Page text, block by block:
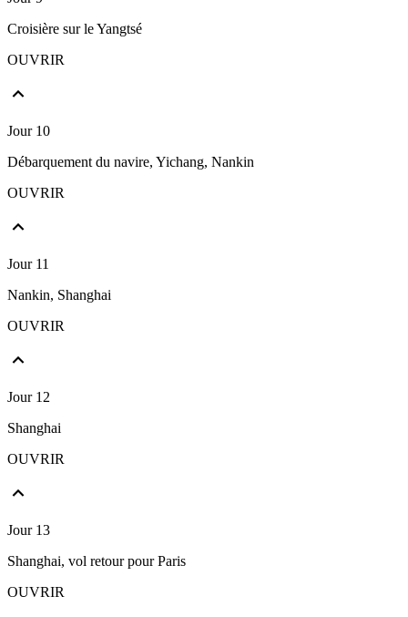
Croisière sur le Yangtsé
OUVRIR
Jour 10
Débarquement du navire, Yichang, Nankin
OUVRIR
Jour 11
Nankin, Shanghai
OUVRIR
Jour 12
Shanghai
OUVRIR
Jour 13
Shanghai, vol retour pour Paris
OUVRIR